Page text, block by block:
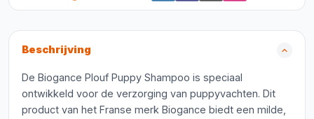
Beschrijving
De Biogance Plouf Puppy Shampoo is speciaal
ontwikkeld voor de verzorging van puppyvachten. Dit
product van het Franse merk Biogance biedt een milde,